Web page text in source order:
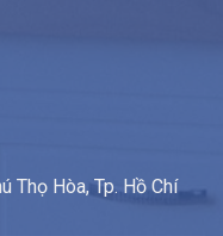
Thọ Hòa, Tp. Hồ Chí